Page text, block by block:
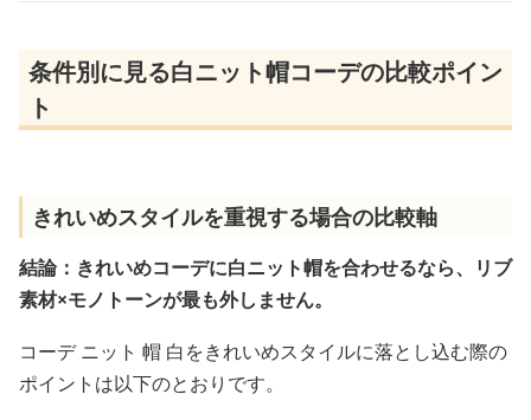
条件別に見る白ニット帽コーデの比較ポイン
ト
きれいめスタイルを重視する場合の比較軸
結論：きれいめコーデに白ニット帽を合わせるなら、リブ
素材×モノトーンが最も外しません。
コーデ ニット 帽 白をきれいめスタイルに落とし込む際の
ポイントは以下のとおりです。